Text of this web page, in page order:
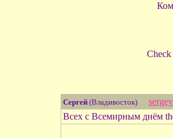
Check
Сергей(Владивосток)
Всех с Всемирным днём